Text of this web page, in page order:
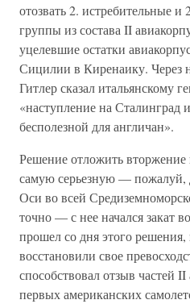
отозвать 2. истребительные
группы из состава II
уцелевшие остатки
Сицилии в Киренаику. Через
Гитлер сказал итальянскому
«наступление на Сталинград
бесполезной для англичан».
Решение отложить вторжение
самую серьезную —
Оси во всей
точно — с нее начался закат
прошел со дня этого
восстановили свое
способствовал отзыв частей
первых американских